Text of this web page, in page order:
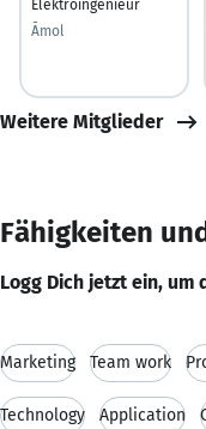
Elektroingenieur
Āmol
Weitere Mitglieder
Fähigkeiten
Logg Dich jetzt ein, um
Marketing Team work
Technology Application